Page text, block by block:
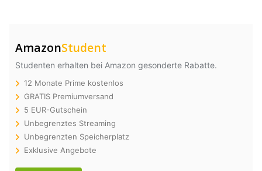
AmazonStudent
Studenten erhalten bei Amazon gesonderte Rabatte.
12 Monate Prime kostenlos
GRATIS Premiumversand
5 EUR-Gutschein
Unbegrenztes Streaming
Unbegrenzten Speicherplatz
Exklusive Angebote